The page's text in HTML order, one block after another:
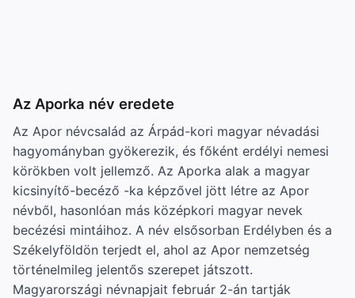
Az Aporka név eredete
Az Apor névcsalád az Árpád-kori magyar névadási
hagyományban gyökerezik, és főként erdélyi nemesi
körökben volt jellemző. Az Aporka alak a magyar
kicsinyítő-becéző -ka képzővel jött létre az Apor
névből, hasonlóan más középkori magyar nevek
becézési mintáihoz. A név elsősorban Erdélyben és a
Székelyföldön terjedt el, ahol az Apor nemzetség
történelmileg jelentős szerepet játszott.
Magyarországi névnapjait február 2-án tartják